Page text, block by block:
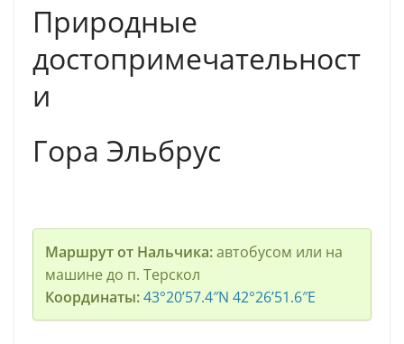
Природные
достопримечательност
и
Гора Эльбрус
Маршрут от Нальчика:автобусом или на
машине до п. Терскол
Координаты:43°20’57.4″N 42°26’51.6″E